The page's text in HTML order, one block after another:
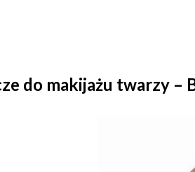
do makijażu twarzy –